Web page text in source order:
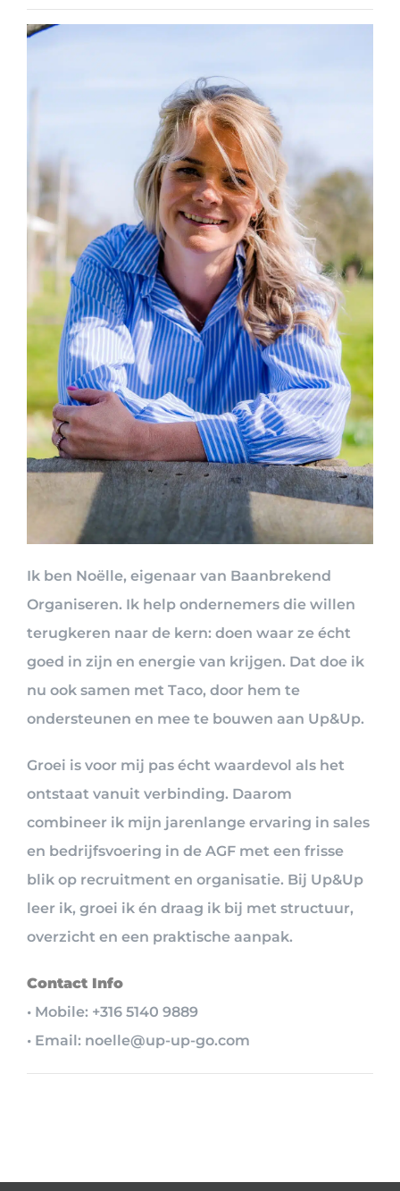
Ik ben Noëlle, eigenaar van Baanbrekend
Organiseren. Ik help ondernemers die willen
terugkeren naar de kern: doen waar ze écht
goed in zijn en energie van krijgen. Dat doe ik
nu ook samen met Taco, door hem te
ondersteunen en mee te bouwen aan Up&Up.
Groei is voor mij pas écht waardevol als het
ontstaat vanuit verbinding. Daarom
combineer ik mijn jarenlange ervaring in sales
en bedrijfsvoering in de AGF met een frisse
blik op recruitment en organisatie. Bij Up&Up
leer ik, groei ik én draag ik bij met structuur,
overzicht en een praktische aanpak.
Contact Info
• Mobile: +316 5140 9889
• Email: noelle@up-up-go.com